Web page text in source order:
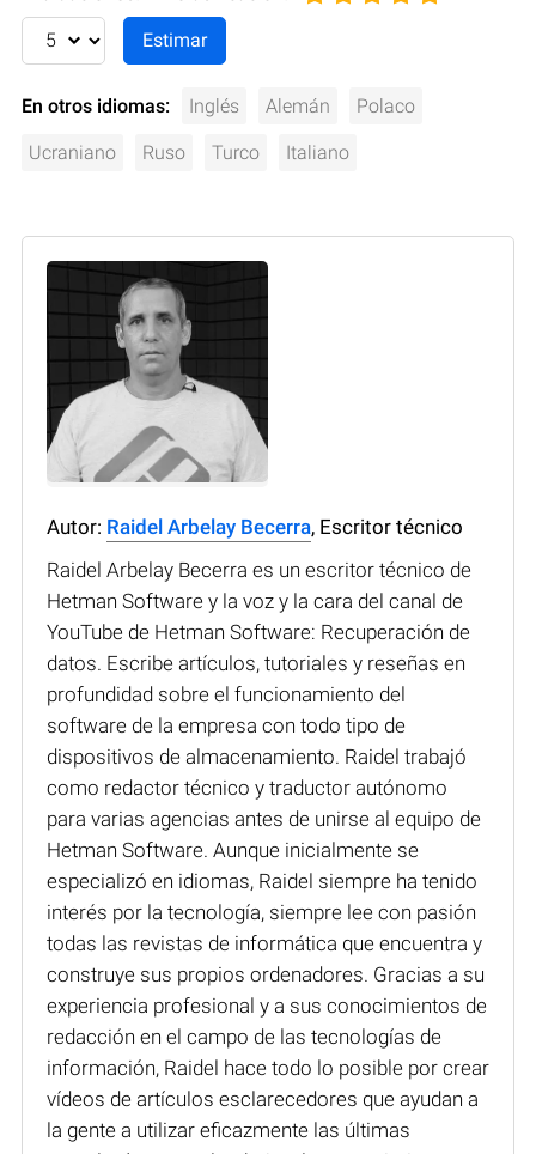
En otros idiomas: Inglés Alemán Polaco
Ucraniano Ruso Turco Italiano
Autor: Raidel Arbelay Becerra, Escritor técnico
Raidel Arbelay Becerra es un escritor técnico de
Hetman Software y la voz y la cara del canal de
YouTube de Hetman Software: Recuperación de
datos. Escribe artículos, tutoriales y reseñas en
profundidad sobre el funcionamiento del
software de la empresa con todo tipo de
dispositivos de almacenamiento. Raidel trabajó
como redactor técnico y traductor autónomo
para varias agencias antes de unirse al equipo de
Hetman Software. Aunque inicialmente se
especializó en idiomas, Raidel siempre ha tenido
interés por la tecnología, siempre lee con pasión
todas las revistas de informática que encuentra y
construye sus propios ordenadores. Gracias a su
experiencia profesional y a sus conocimientos de
redacción en el campo de las tecnologías de
información, Raidel hace todo lo posible por crear
vídeos de artículos esclarecedores que ayudan a
la gente a utilizar eficazmente las últimas